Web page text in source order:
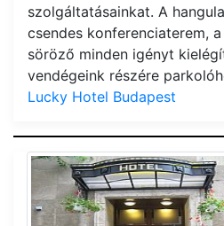
szolgáltatásainkat. A
csendes konferenciaterem,
söröző minden igényt
vendégeink részére
Lucky Hotel Budapest